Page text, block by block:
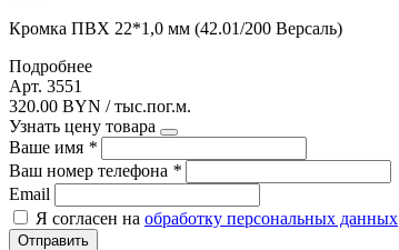
Кромка ПВХ 22*1,0 мм (42.01/200 Версаль)
Подробнее
Арт. 3551
320.00 BYN / тыс.пог.м.
Узнать цену товара
Ваше имя *
Ваш номер телефона *
Email
Я согласен на обработку персональных данных
Отправить